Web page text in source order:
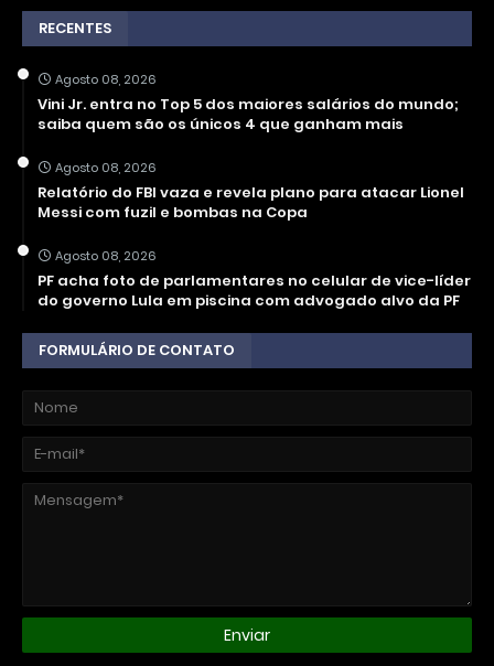
RECENTES
Agosto 08, 2026
Vini Jr. entra no Top 5 dos maiores salários do mundo;
saiba quem são os únicos 4 que ganham mais
Agosto 08, 2026
Relatório do FBI vaza e revela plano para atacar Lionel
Messi com fuzil e bombas na Copa
Agosto 08, 2026
PF acha foto de parlamentares no celular de vice-líder
do governo Lula em piscina com advogado alvo da PF
FORMULÁRIO DE CONTATO